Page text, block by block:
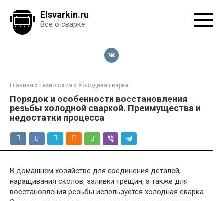
контенту
Elsvarkin.ru
Все о сварке
Главная » Технология » Холодная сварка
Порядок и особенности восстановления
резьбы холодной сваркой. Преимущества и
недостатки процесса
В домашнем хозяйстве для соединения деталей,
наращивания сколов, заливки трещин, а также для
восстановления резьбы используется холодная сварка.